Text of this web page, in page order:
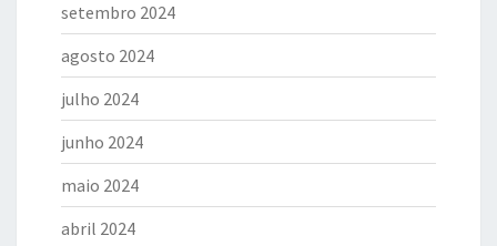
setembro 2024
agosto 2024
julho 2024
junho 2024
maio 2024
abril 2024